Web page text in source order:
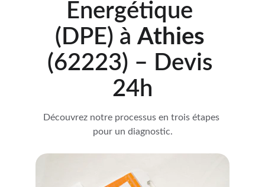
Énergétique
(DPE) à Athies
(62223) – Devis
24h
Découvrez notre processus en trois étapes
pour un diagnostic.